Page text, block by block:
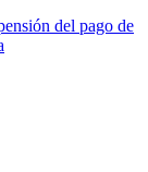
del pago de